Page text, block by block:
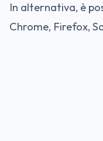
In alternativa, è
Chrome, Firefox,